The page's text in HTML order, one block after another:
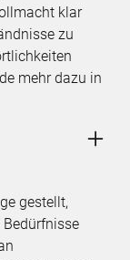
klar
zu
mehr dazu in
gestellt,